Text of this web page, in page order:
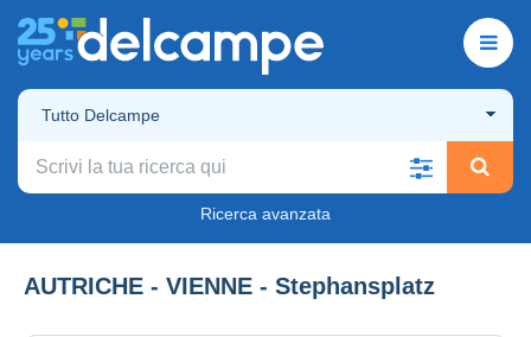
Tutto Delcampe
Ricerca avanzata
AUTRICHE - VIENNE - Stephansplatz